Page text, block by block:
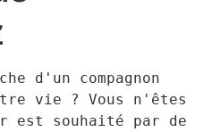
d'un compagnon
vie ? Vous n'êtes
est souhaité par de